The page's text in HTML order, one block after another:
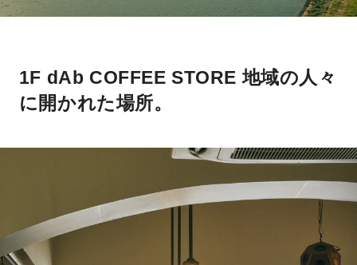
1F dAb COFFEE STORE 地域の人々
に開かれた場所。